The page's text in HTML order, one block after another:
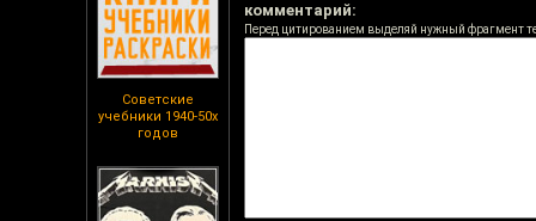
Советские
учебники 1940-50х
годов
комментарий:
Перед цитированием выделяй нужный фрагмент